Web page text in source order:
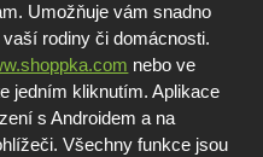
Umožňuje vám snadno
rodiny či domácnosti.
nebo ve
jedním kliknutím. Aplikace
s Androidem a na
Všechny funkce jsou